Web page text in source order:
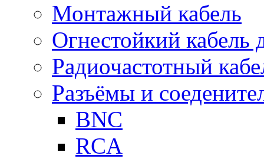
Монтажный кабель
Огнестойкий
Радиочастотный
Разъёмы и
BNC
RCA